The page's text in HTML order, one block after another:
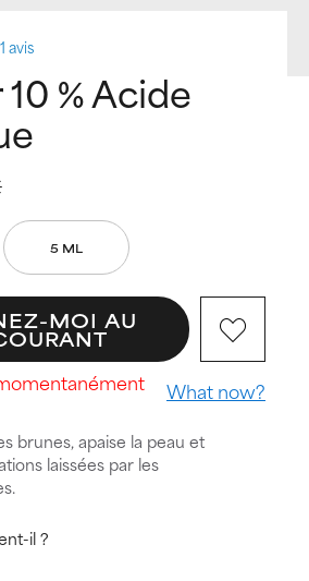
avis
% Acide
brunes, apaise la peau et
laissées par les
il ?
5 ML
What now?
MOI AU